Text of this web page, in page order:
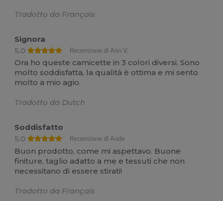
Tradotto da Français
Signora
5.0
Recensione di Ann V.
Ora ho queste camicette in 3 colori diversi. Sono
molto soddisfatta, la qualità è ottima e mi sento
molto a mio agio.
Tradotto da Dutch
Soddisfatto
5.0
Recensione di Aude
Buon prodotto, come mi aspettavo. Buone
finiture, taglio adatto a me e tessuti che non
necessitano di essere stirati!
Tradotto da Français